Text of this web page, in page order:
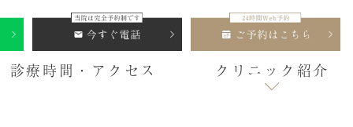
診療時間・アクセス クリニック紹介